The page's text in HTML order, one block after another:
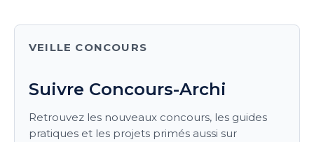
VEILLE CONCOURS
Suivre Concours-Archi
Retrouvez les nouveaux concours, les guides
pratiques et les projets primés aussi sur